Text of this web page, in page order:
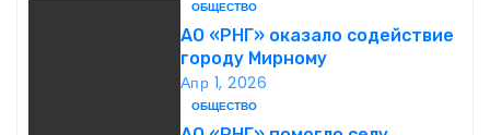
ОБЩЕСТВО
АО «РНГ» оказало содействие
городу Мирному
Апр 1, 2026
ОБЩЕСТВО